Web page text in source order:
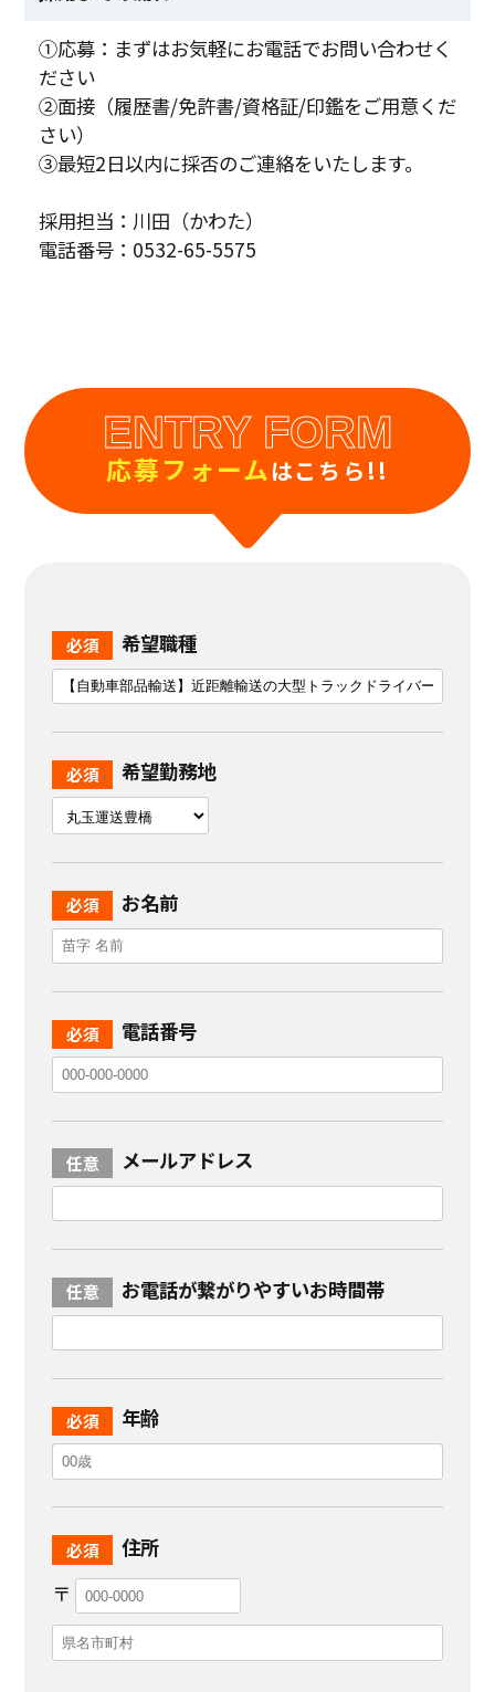
①応募：まずはお気軽にお電話でお問い合わせく
ださい
②面接（履歴書/免許書/資格証/印鑑をご用意くだ
さい）
③最短2日以内に採否のご連絡をいたします。
採用担当：川田（かわた）
電話番号：0532-65-5575
ENTRY FORM
応募フォームはこちら!!
希望職種
希望勤務地
お名前
電話番号
メールアドレス
お電話が繋がりやすいお時間帯
年齢
住所
〒